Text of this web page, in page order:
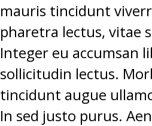
mauris tincidunt
pharetra lectus, vitae
Integer eu accumsan
sollicitudin lectus.
tincidunt augue
In sed justo purus.